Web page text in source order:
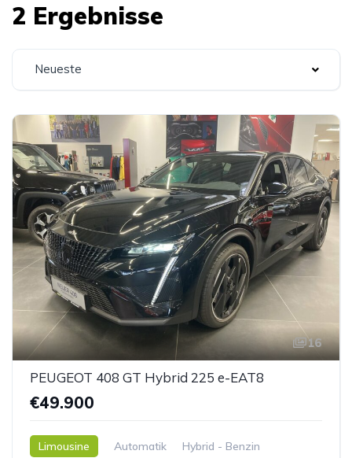
2 Ergebnisse
Neueste
16
PEUGEOT 408 GT Hybrid 225 e-EAT8
€49.900
Limousine Automatik
Hybrid - Benzin